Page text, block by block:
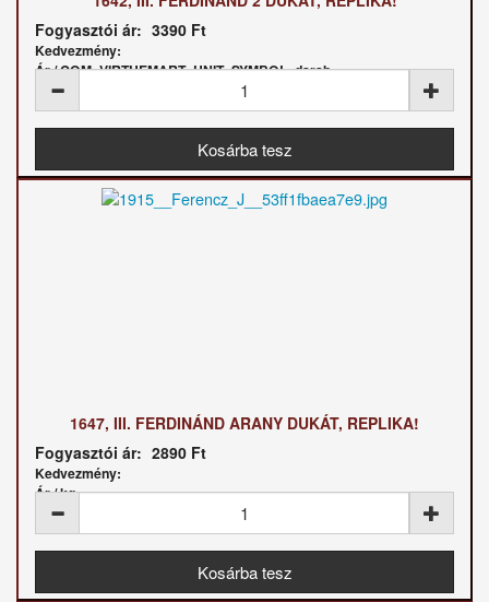
Fogyasztói ár: 3390 Ft
Kedvezmény:
Ár / COM_VIRTUEMART_UNIT_SYMBOL_darab:
1647, III. FERDINÁND ARANY DUKÁT, REPLIKA!
Fogyasztói ár: 2890 Ft
Kedvezmény:
Ár / kg: